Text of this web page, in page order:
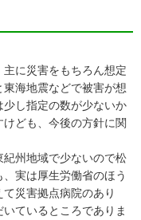
主に災害をもちろん想定
海地震などで被害が想
し指定の数が少ないか
ども、今後の方針に関
紀州地域で少ないので松
実は厚生労働省のほう
災害拠点病院のあり
ているところでありま